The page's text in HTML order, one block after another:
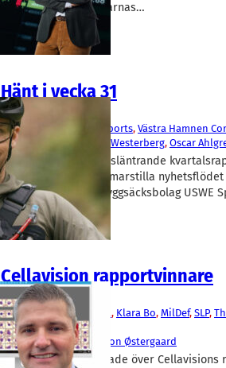
Det menar Aktiespararnas…
Hänt i vecka 31
Fakta
Arjo, UsWe Sports, Västra Hamnen
Andreas Elgaard
Jacob Westerberg, Oscar
Vd-ruljangs och eftersläntrande
dominerade det sommarstilla
vände Joel Eklunds ryggsäcksbolag USWE
Cellavision rapportvinnare
Fakta
CellaVision, Enzymatica, Klara Bo, MilDef, SLP,
Finance
Mattias Ankarberg, Simon Østergaard
Aktiemarknaden jublade över